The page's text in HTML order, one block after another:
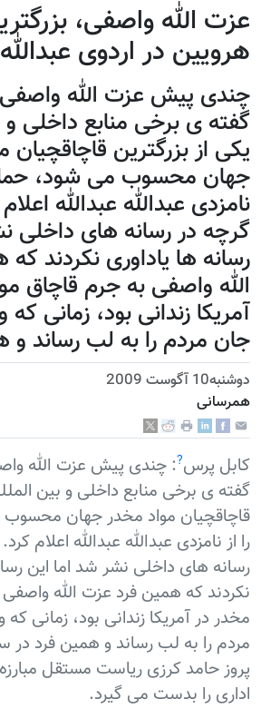
عزت الله واصفی،
هرویین در اردوی
چندی پيش عزت الله
گفته ی برخی منابع داخلی و
يکی از بزرگترين قاچاقچيان
جهان محسوب می شود،
نامزدی عبدالله عبدالله
گرچه در رسانه های داخلی
رسانه ها یاداوری نکردند
الله واصفی به جرم قاچاق
آمريکا زندانی بود، زمانی که
جان مردم را به لب رساند
دوشنبه10 آگوست 2009
همرسانی
کابل پرس?: چندی پيش عزت الله
گفته ی برخی منابع داخلی و بين
قاچاقچيان مواد مخدر جهان
را از نامزدی عبدالله عبدالله اعلام
رسانه های داخلی نشر شد اما اين
نکردند که همين فرد عزت الله
مخدر در آمريکا زندانی بود، زمانی که
مردم را به لب رساند و همين فرد
پروز حامد کرزی رياست مستقل
اداری را بدست می گيرد.